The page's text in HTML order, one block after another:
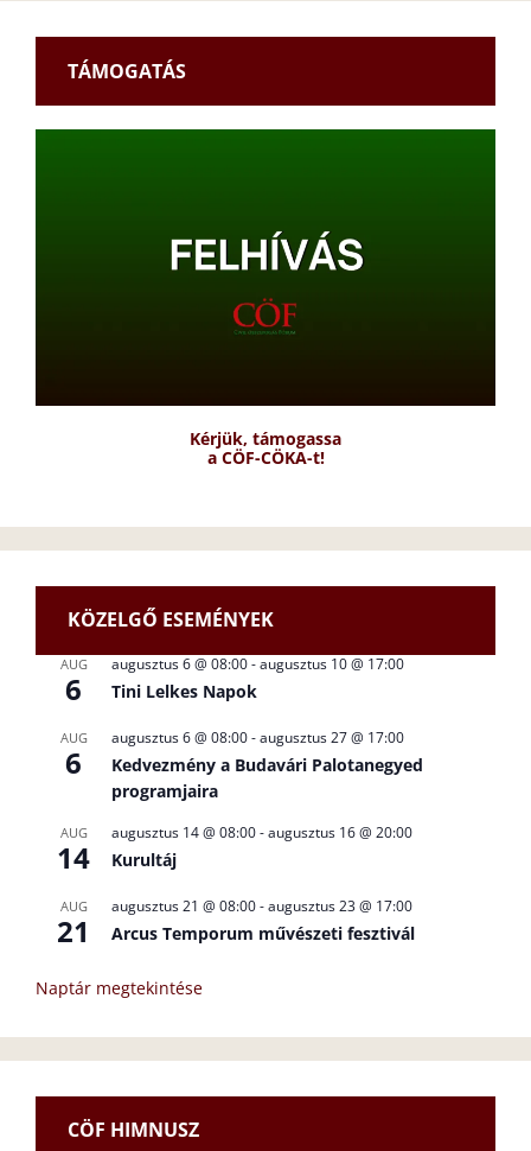
TÁMOGATÁS
Kérjük, támogassa
a CÖF-CÖKA-t!
KÖZELGŐ ESEMÉNYEK
AUG
6
augusztus 6 @ 08:00-augusztus 10 @ 17:00
Tini Lelkes Napok
AUG
6
augusztus 6 @ 08:00-augusztus 27 @ 17:00
Kedvezmény a Budavári Palotanegyed
programjaira
AUG
14
augusztus 14 @ 08:00-augusztus 16 @ 20:00
Kurultáj
AUG
21
augusztus 21 @ 08:00-augusztus 23 @ 17:00
Arcus Temporum művészeti fesztivál
Naptár megtekintése
CÖF HIMNUSZ